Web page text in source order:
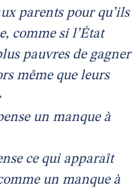
parents pour qu’ils
comme si l’État
pauvres de gagner
même que leurs
un manque à
ce qui apparaît
un manque à